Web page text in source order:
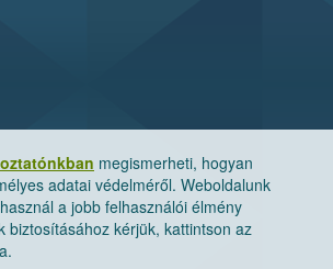
megismerheti, hogyan
adatai védelméről. Weboldalunk
a jobb felhasználói élmény
biztosításához kérjük, kattintson az